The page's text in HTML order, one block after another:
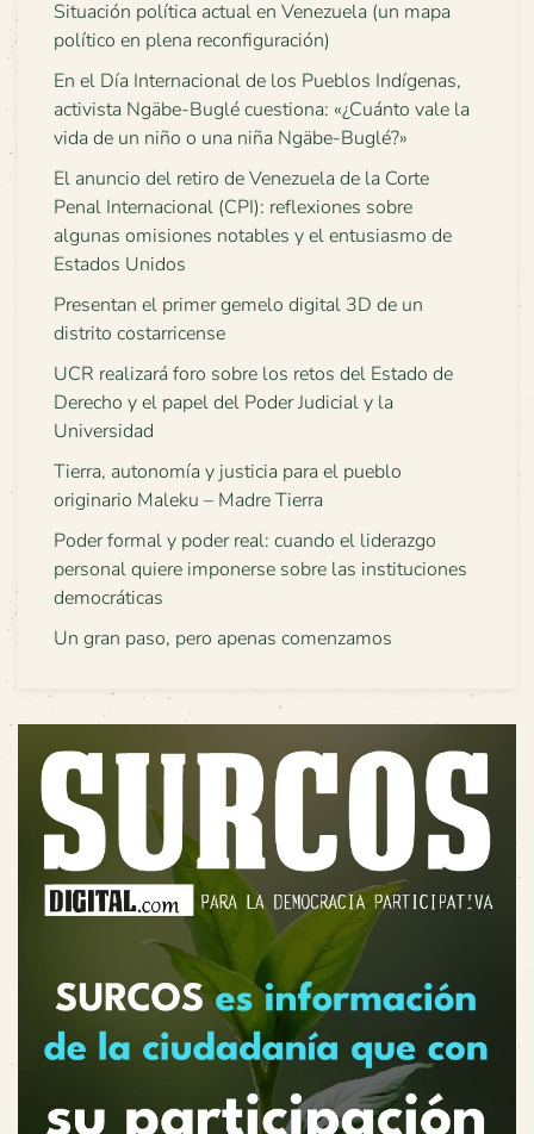
Situación política actual en Venezuela (un mapa
político en plena reconfiguración)
En el Día Internacional de los Pueblos Indígenas,
activista Ngäbe-Buglé cuestiona: «¿Cuánto vale la
vida de un niño o una niña Ngäbe-Buglé?»
El anuncio del retiro de Venezuela de la Corte
Penal Internacional (CPI): reflexiones sobre
algunas omisiones notables y el entusiasmo de
Estados Unidos
Presentan el primer gemelo digital 3D de un
distrito costarricense
UCR realizará foro sobre los retos del Estado de
Derecho y el papel del Poder Judicial y la
Universidad
Tierra, autonomía y justicia para el pueblo
originario Maleku – Madre Tierra
Poder formal y poder real: cuando el liderazgo
personal quiere imponerse sobre las instituciones
democráticas
Un gran paso, pero apenas comenzamos